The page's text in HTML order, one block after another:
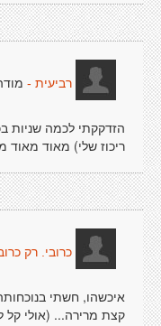
רביעית -
הזדקקתי לכמה שניות
ריכוז שלי) מאוד מאוד
כרובי. רק
איכשהו, חשתי
קצת מרירה... (אולי קל